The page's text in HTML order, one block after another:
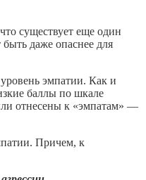
существует еще один
даже опаснее для
эмпатии. Как и
баллы по шкале
отнесены к «эмпатам» —
Причем, к